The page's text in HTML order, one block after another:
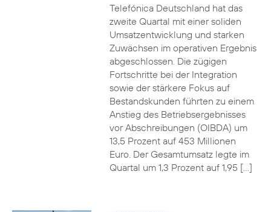
Telefónica Deutschland hat das
zweite Quartal mit einer soliden
Umsatzentwicklung und starken
Zuwächsen im operativen Ergebnis
abgeschlossen. Die zügigen
Fortschritte bei der Integration
sowie der stärkere Fokus auf
Bestandskunden führten zu einem
Anstieg des Betriebsergebnisses
vor Abschreibungen (OIBDA) um
13,5 Prozent auf 453 Millionen
Euro. Der Gesamtumsatz legte im
Quartal um 1,3 Prozent auf 1,95 […]